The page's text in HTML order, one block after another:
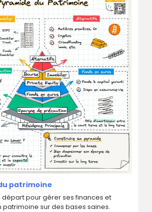
patrimoine
départ pour gérer ses finances et
sur des bases saines.